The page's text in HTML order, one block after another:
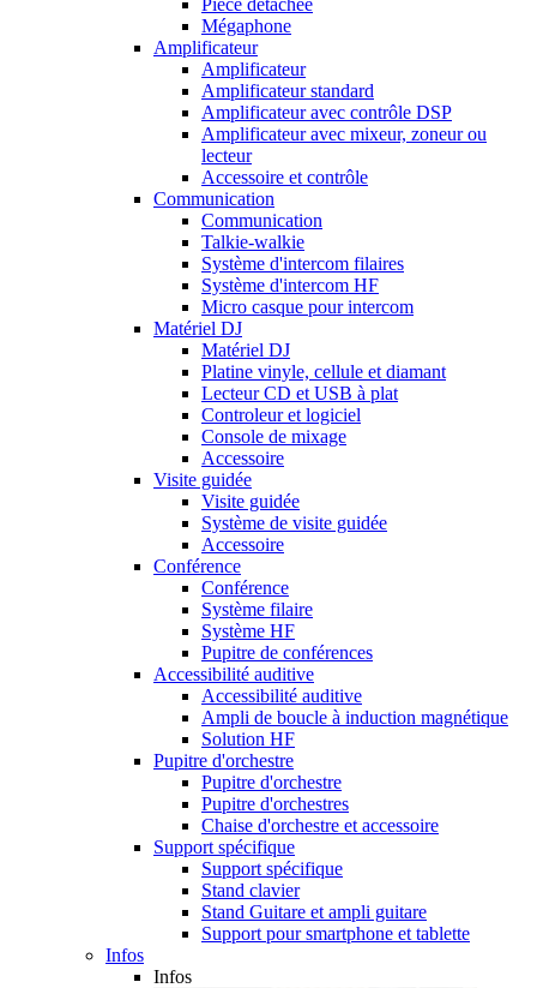
Pièce détachée
Mégaphone
Amplificateur
Amplificateur
Amplificateur standard
Amplificateur avec contrôle DSP
Amplificateur avec mixeur, zoneur ou
lecteur
Accessoire et contrôle
Communication
Communication
Talkie-walkie
Système d'intercom filaires
Système d'intercom HF
Micro casque pour intercom
Matériel DJ
Matériel DJ
Platine vinyle, cellule et diamant
Lecteur CD et USB à plat
Controleur et logiciel
Console de mixage
Accessoire
Visite guidée
Visite guidée
Système de visite guidée
Accessoire
Conférence
Conférence
Système filaire
Système HF
Pupitre de conférences
Accessibilité auditive
Accessibilité auditive
Ampli de boucle à induction magnétique
Solution HF
Pupitre d'orchestre
Pupitre d'orchestre
Pupitre d'orchestres
Chaise d'orchestre et accessoire
Support spécifique
Support spécifique
Stand clavier
Stand Guitare et ampli guitare
Support pour smartphone et tablette
Infos
Infos